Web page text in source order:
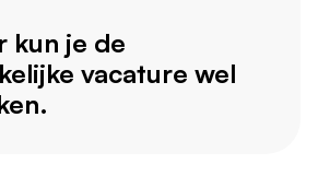
kun je de
vacature wel